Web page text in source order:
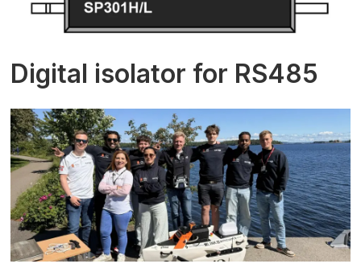
Digital isolator for RS485